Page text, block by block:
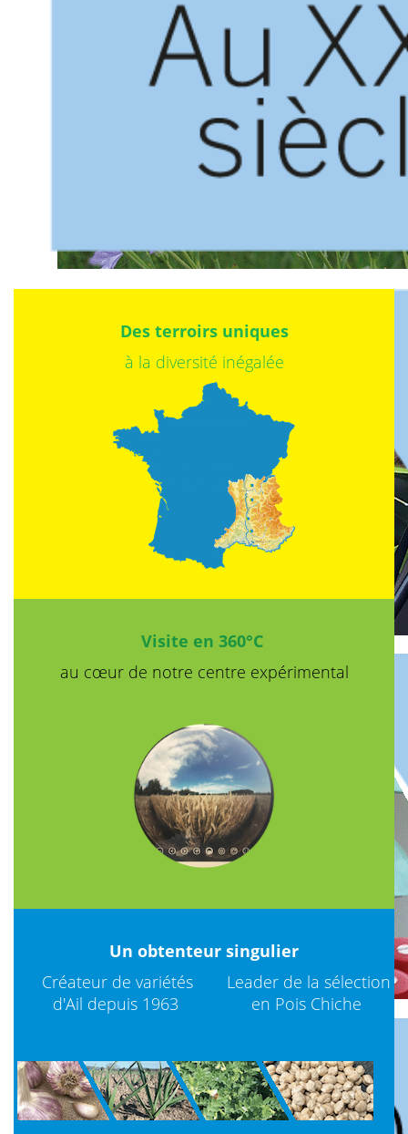
Des terroirs uniques
à la diversité inégalée
Visite en 360°C
au cœur de notre centre expérimental
Un obtenteur singulier
Créateur de variétés
d'Ail depuis 1963
Leader de la sélection
en Pois Chiche